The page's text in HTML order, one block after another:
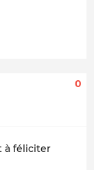
0
à féliciter